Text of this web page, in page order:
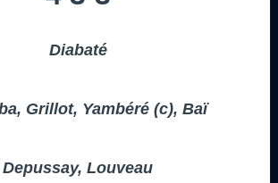
Diabaté
Grillot, Yambéré (c), Baï
Depussay, Louveau